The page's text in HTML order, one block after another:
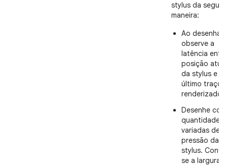
stylus da
maneira:
Ao desenhar,
observe a
latência
posição atual
da stylus e o
último traço
renderizado.
Desenhe com
quantidades
variadas de
pressão da
stylus.
se a largura